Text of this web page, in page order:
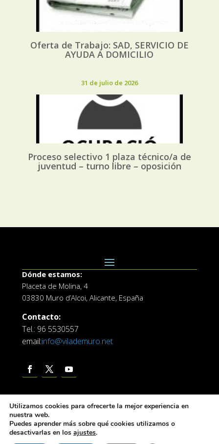
Oferta de Trabajo: SAD, SERVICIO DE
AYUDA A DOMICILIO
31 de julio de 2026
Proceso selectivo 1 plaza técnico/a de
juventud – turno libre – oposición
Dónde estamos:
Placeta de Molina, 4
03830 Muro d’Alcoi, Alicante, España
Contacto:
Tel.: 96 5530557
email:info@vilademuro.net
Web desarrollada por el Servicio de Informatica de
Utilizamos cookies para ofrecerte la mejor experiencia en
nuestra web.
Puedes aprender más sobre qué cookies utilizamos o
desactivarlas en los ajustes.